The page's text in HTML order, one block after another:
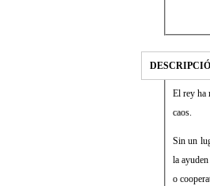
El rey ha
caos.
Sin un
la
o